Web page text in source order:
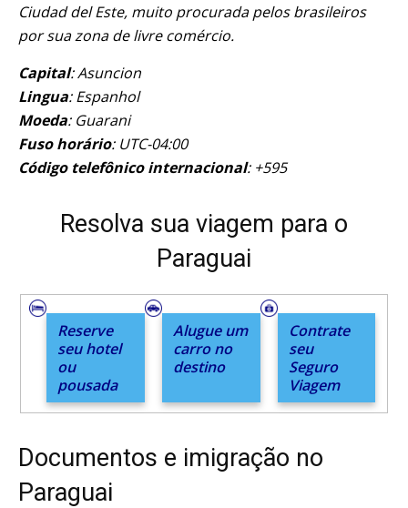
Ciudad del Este, muito procurada pelos brasileiros
por sua zona de livre comércio.
Capital: Asuncion
Lingua: Espanhol
Moeda: Guarani
Fuso horário: UTC-04:00
Código telefônico internacional: +595
Resolva sua viagem para o
Paraguai
Reserve
seu hotel
ou
pousada
Alugue um
carro no
destino
Contrate
seu
Seguro
Viagem
Documentos e imigração no
Paraguai